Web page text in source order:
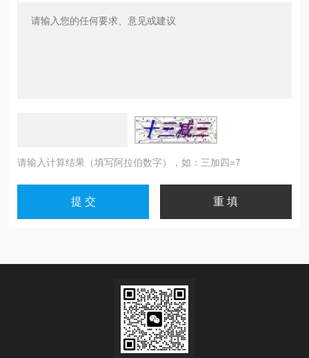
请输入计算结果（填写阿拉伯数字），如：三加四=7